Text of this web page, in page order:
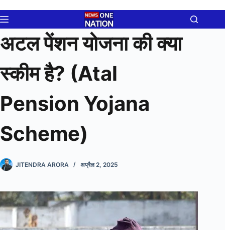
to
content
अटल पेंशन योजना की क्या
स्कीम है? (Atal
Pension Yojana
Scheme)
JITENDRA ARORA अप्रैल 2, 2025